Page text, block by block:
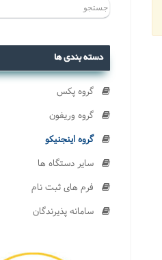
دسته بندی ها
گروه پکس
گروه وریفون
گروه اینجنیکو
سایر دستگاه ها
فرم های ثبت نام
سامانه پذیرندگان